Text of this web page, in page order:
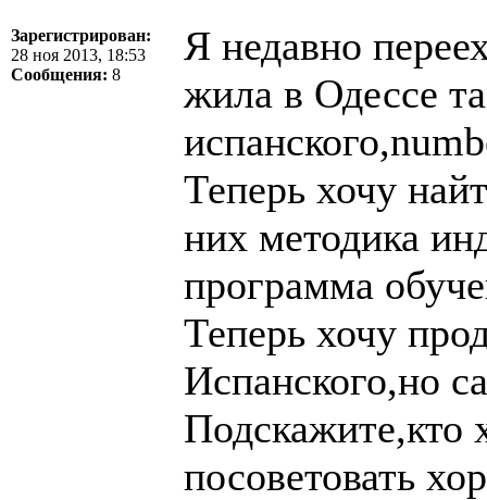
Зарегистрирован:
28 ноя 2013, 18:53
Сообщения: 8
Я недавно
жила в Одессе
испанского,
Теперь хочу
них методика
программа
Теперь хочу
Испанского,но
Подскажите,кто
посоветовать